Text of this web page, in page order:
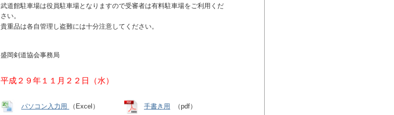
武道館駐車場は役員駐車場となりますので受審者は有料駐車場をご利用くだ
さい。
貴重品は各自管理し盗難には十分注意してください。
盛岡剣道協会事務局
平成２９年１１月２２日（水）
パソコン入力用 （Excel） 手書き用 （pdf）